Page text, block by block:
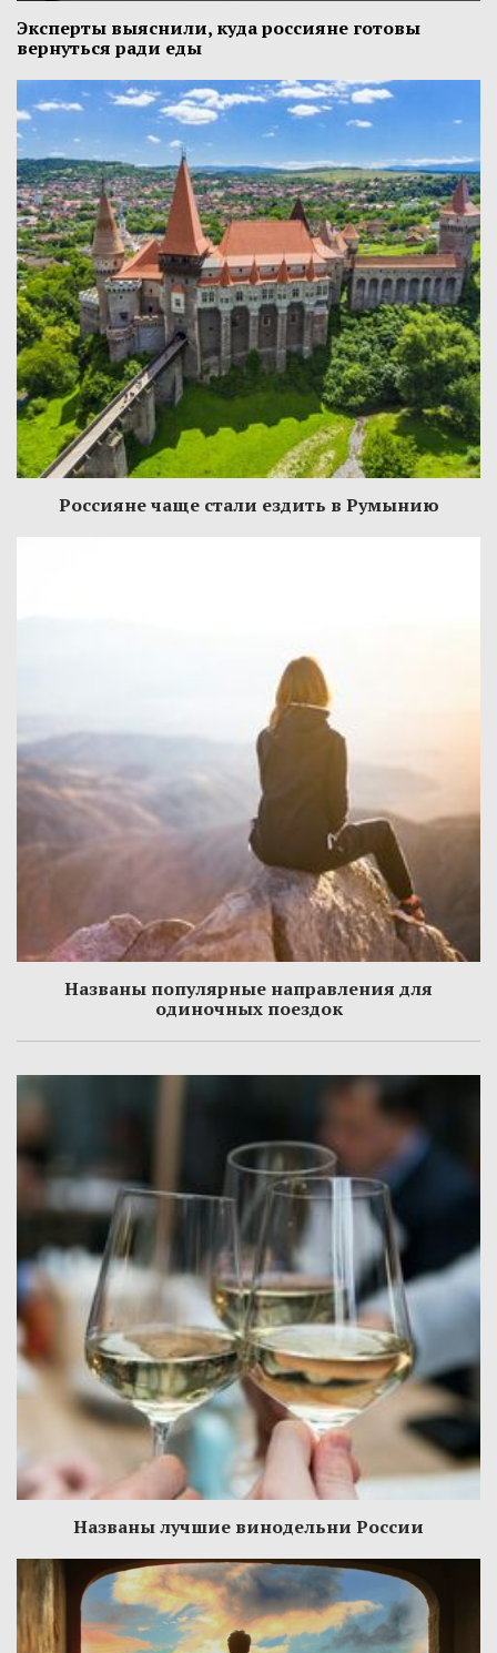
Эксперты выяснили, куда россияне готовы
вернуться ради еды
Россияне чаще стали ездить в Румынию
Названы популярные направления для
одиночных поездок
Названы лучшие винодельни России